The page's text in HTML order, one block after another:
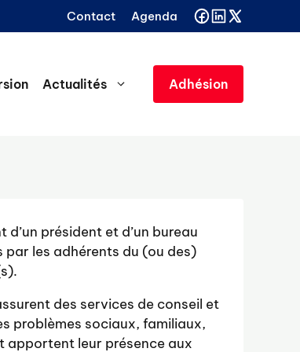
Contact Agenda
Actualités Adhésion
président et d’un bureau
par les adhérents du (ou des)
des services de conseil et
problèmes sociaux, familiaux,
apportent leur présence aux